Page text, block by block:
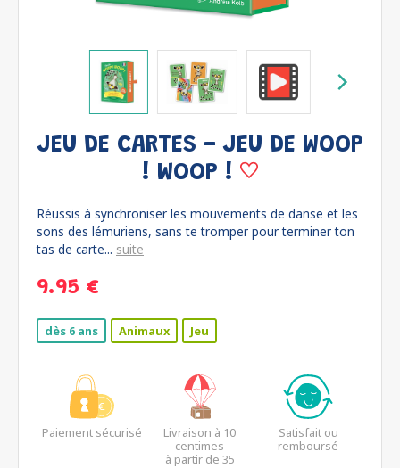
JEU DE CARTES - JEU DE WOOP
! WOOP !
Réussis à synchroniser les mouvements de danse et les
sons des lémuriens, sans te tromper pour terminer ton
tas de carte... suite
9.95 €
dès 6 ans Animaux Jeu
Paiement sécurisé
Livraison à 10
centimes
à partir de 35
Satisfait ou
remboursé